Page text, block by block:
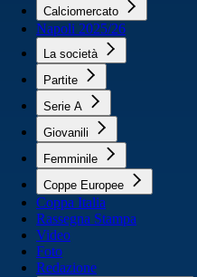
Calciomercato
Napoli 2025/26
La società
Partite
Serie A
Giovanili
Femminile
Coppe Europee
Coppa Italia
Rassegna Stampa
Video
Foto
Redazione